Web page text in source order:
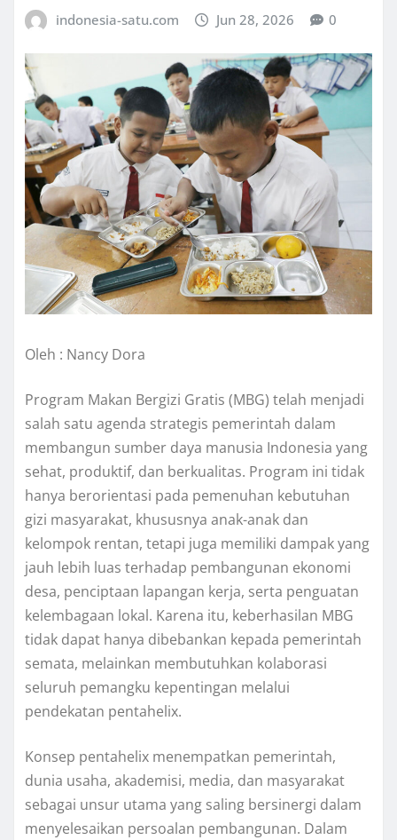
indonesia-satu.com Jun 28, 2026 0
Oleh : Nancy Dora
Program Makan Bergizi Gratis (MBG) telah menjadi
salah satu agenda strategis pemerintah dalam
membangun sumber daya manusia Indonesia yang
sehat, produktif, dan berkualitas. Program ini tidak
hanya berorientasi pada pemenuhan kebutuhan
gizi masyarakat, khususnya anak-anak dan
kelompok rentan, tetapi juga memiliki dampak yang
jauh lebih luas terhadap pembangunan ekonomi
desa, penciptaan lapangan kerja, serta penguatan
kelembagaan lokal. Karena itu, keberhasilan MBG
tidak dapat hanya dibebankan kepada pemerintah
semata, melainkan membutuhkan kolaborasi
seluruh pemangku kepentingan melalui
pendekatan pentahelix.
Konsep pentahelix menempatkan pemerintah,
dunia usaha, akademisi, media, dan masyarakat
sebagai unsur utama yang saling bersinergi dalam
menyelesaikan persoalan pembangunan. Dalam